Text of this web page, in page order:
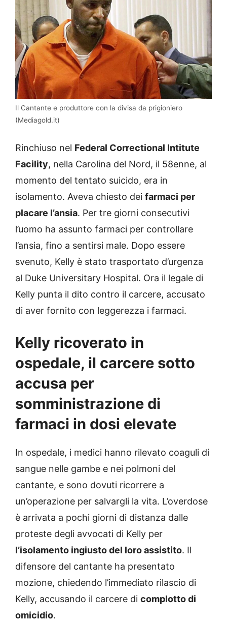
Il Cantante e produttore con la divisa da prigioniero
(Mediagold.it)
Rinchiuso nel Federal Correctional Intitute
Facility, nella Carolina del Nord, il 58enne, al
momento del tentato suicido, era in
isolamento. Aveva chiesto dei farmaci per
placare l’ansia. Per tre giorni consecutivi
l’uomo ha assunto farmaci per controllare
l’ansia, fino a sentirsi male. Dopo essere
svenuto, Kelly è stato trasportato d’urgenza
al Duke Universitary Hospital. Ora il legale di
Kelly punta il dito contro il carcere, accusato
di aver fornito con leggerezza i farmaci.
Kelly ricoverato in
ospedale, il carcere sotto
accusa per
somministrazione di
farmaci in dosi elevate
In ospedale, i medici hanno rilevato coaguli di
sangue nelle gambe e nei polmoni del
cantante, e sono dovuti ricorrere a
un’operazione per salvargli la vita. L’overdose
è arrivata a pochi giorni di distanza dalle
proteste degli avvocati di Kelly per
l’isolamento ingiusto del loro assistito. Il
difensore del cantante ha presentato
mozione, chiedendo l’immediato rilascio di
Kelly, accusando il carcere di complotto di
omicidio.